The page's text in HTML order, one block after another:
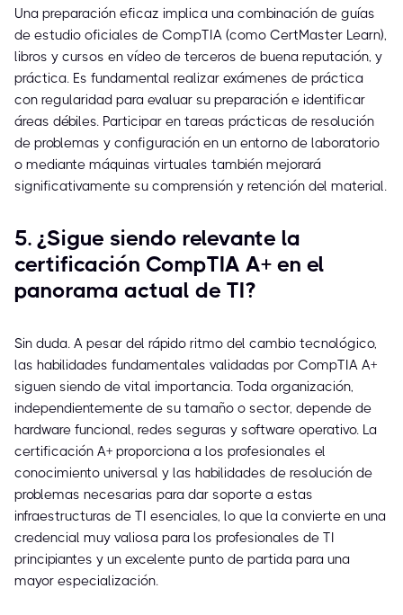
Una preparación eficaz implica una combinación de guías
de estudio oficiales de CompTIA (como CertMaster Learn),
libros y cursos en vídeo de terceros de buena reputación, y
práctica. Es fundamental realizar exámenes de práctica
con regularidad para evaluar su preparación e identificar
áreas débiles. Participar en tareas prácticas de resolución
de problemas y configuración en un entorno de laboratorio
o mediante máquinas virtuales también mejorará
significativamente su comprensión y retención del material.
5. ¿Sigue siendo relevante la
certificación CompTIA A+ en el
panorama actual de TI?
Sin duda. A pesar del rápido ritmo del cambio tecnológico,
las habilidades fundamentales validadas por CompTIA A+
siguen siendo de vital importancia. Toda organización,
independientemente de su tamaño o sector, depende de
hardware funcional, redes seguras y software operativo. La
certificación A+ proporciona a los profesionales el
conocimiento universal y las habilidades de resolución de
problemas necesarias para dar soporte a estas
infraestructuras de TI esenciales, lo que la convierte en una
credencial muy valiosa para los profesionales de TI
principiantes y un excelente punto de partida para una
mayor especialización.